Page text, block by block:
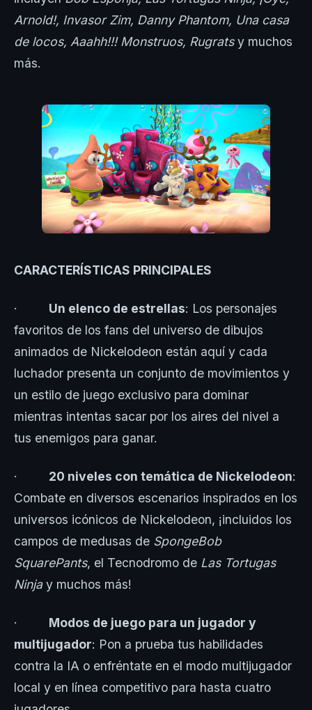
Arnold!, Invasor Zim, Danny Phantom, Una casa
de locos, Aaahh!!! Monstruos, Rugratsy muchos
más.
CARACTERÍSTICAS PRINCIPALES
· Un elenco de estrellas: Los personajes
favoritos de los fans del universo de dibujos
animados de Nickelodeon están aquí y cada
luchador presenta un conjunto de movimientos y
un estilo de juego exclusivo para dominar
mientras intentas sacar por los aires del nivel a
tus enemigos para ganar.
· 20 niveles con temática de Nickelodeon:
Combate en diversos escenarios inspirados en los
universos icónicos de Nickelodeon, ¡incluidos los
campos de medusas de SpongeBob
SquarePants, el Tecnodromo de Las Tortugas
Ninjay muchos más!
· Modos de juego para un jugador y
multijugador: Pon a prueba tus habilidades
contra la IA o enfréntate en el modo multijugador
local y en línea competitivo para hasta cuatro